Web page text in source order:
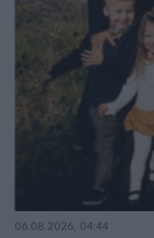
06.08.2026, 04:44